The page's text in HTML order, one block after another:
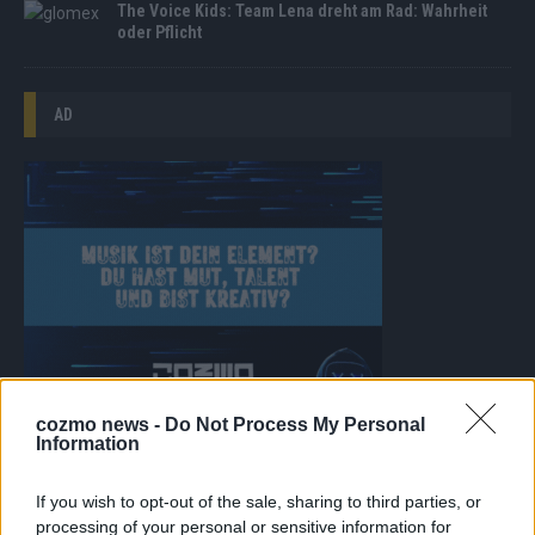
cozmo news - Do Not Process My Personal
Information
If you wish to opt-out of the sale, sharing to third parties, or
processing of your personal or sensitive information for
The Voice Kids: Team Lena dreht am Rad: Wahrheit
oder Pflicht
AD
WERBE BEI UNS!